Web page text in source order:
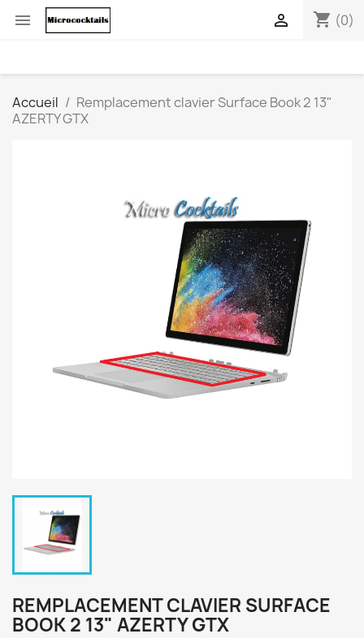
 shopping_cart (0)

Accueil
Remplacement clavier Surface Book 2 13"
AZERTY GTX
REMPLACEMENT CLAVIER SURFACE
BOOK 2 13" AZERTY GTX